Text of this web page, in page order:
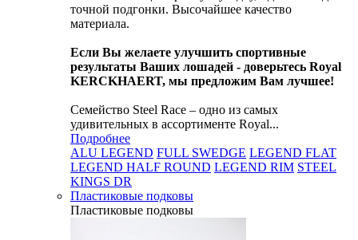
точной подгонки. Высочайшее качество
материала.
Если Вы желаете улучшить спортивные
результаты Ваших лошадей - доверьтесь Royal
KERCKHAERT, мы предложим Вам лучшее!
Семейство Steel Race – одно из самых
удивительных в ассортименте Royal...
Подробнее
ALU LEGEND FULL SWEDGE LEGEND FLAT
LEGEND HALF ROUND LEGEND RIM STEEL
KINGS DR
Пластиковые подковы
Пластиковые подковы